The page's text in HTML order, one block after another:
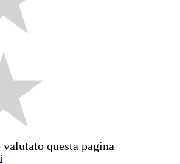
questa pagina